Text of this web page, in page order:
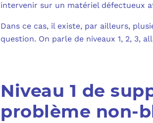
intervenir sur un matériel défectueux
Dans ce cas, il existe, par ailleurs,
question. On parle de niveaux 1, 2, 3,
Niveau 1 de
problème non-